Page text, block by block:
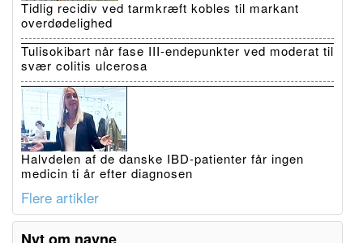
Tidlig recidiv ved tarmkræft kobles til markant
overdødelighed
Tulisokibart når fase III-endepunkter ved moderat til
svær colitis ulcerosa
Halvdelen af de danske IBD-patienter får ingen
medicin ti år efter diagnosen
Flere artikler